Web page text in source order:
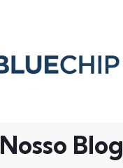
Nosso Blog